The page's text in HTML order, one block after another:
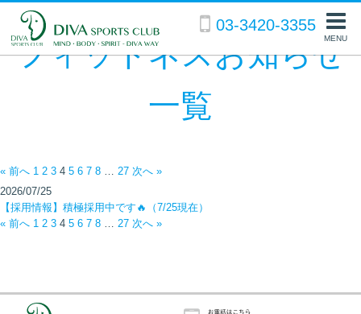
03-3420-3355
MENU
フィットネスお知らせ
一覧
« 前へ 1 2 3 4 5 6 7 8 … 27 次へ »
2026/07/25
【採用情報】積極採用中です🔥（7/25現在）
« 前へ 1 2 3 4 5 6 7 8 … 27 次へ »